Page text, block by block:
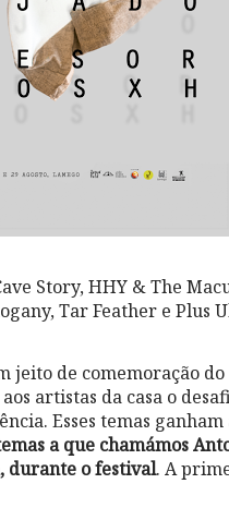
Story, HHY & The
Tar Feather e Plus
jeito de comemoração
artistas da casa o
Esses temas
a que chamámos
durante o festival. A